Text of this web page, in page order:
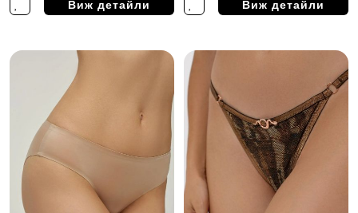
Виж детайли Виж детайли